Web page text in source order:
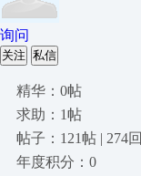
询问
关注 私信
精华：0帖
求助：1帖
帖子：121帖 | 274回
年度积分：0